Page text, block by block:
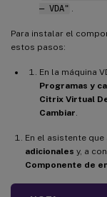
– VDA"
Para instalar el
estos pasos:
En la máquina
Programas y
Citrix Virtual
Cambiar
En el asistente que
adicionales y, a
Componente de